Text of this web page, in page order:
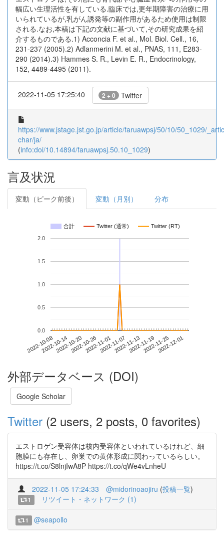
幅広い生理活性を有している.臨床では,更年期障害の治療に用
いられているが,乳がん誘発等の副作用があるため使用は制限
される.なお,本稿は下記の文献に基づいて,その研究成果を紹
介するものである.1) Acconcia F. et al., Mol. Biol. Cell., 16,
231-237 (2005).2) Adlanmerini M. et al., PNAS, 111, E283-
290 (2014).3) Hammes S. R., Levin E. R., Endocrinology,
152, 4489-4495 (2011).
2022-11-05 17:25:40 2 + 0 Twitter
https://www.jstage.jst.go.jp/article/faruawpsj/50/10/50_1029/
char/ja/
(info:doi/10.14894/faruawpsj.50.10_1029)
言及状況
変動（ピーク前後） 変動（月別） 分布
合計 Twitter (通常) Twitter (RT)
2022-10-082022-10-142022-10-202022-10-262022-11-012022-11-072022-11-132022-11-192022-11-252022-12-01
0.0
0.5
1.0
1.5
2.0
外部データベース (DOI)
Google Scholar
Twitter (2 users, 2 posts, 0 favorites)
エストロゲン受容体は核内受容体といわれているけれど、細
胞膜にも存在し、卵巣での黄体形成に関わっているらしい。
https://t.co/S8lnjIwA8P https://t.co/qWe4vLnheU
2022-11-05 17:24:33 @midorinoaojiru (投稿一覧)
1 リツイート・ネットワーク (1)
1 @seapollo